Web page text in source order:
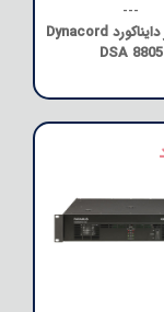
---
آمپلی‌فایر دایناکورد Dynacord
DSA 8805